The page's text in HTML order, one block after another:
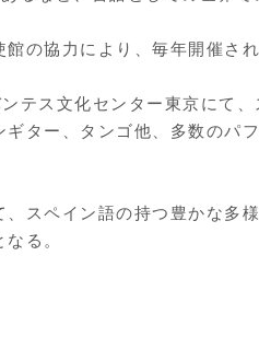
の協力により、毎年開催さ
テス文化センター東京にて
ター、タンゴ他、多数のパ
スペイン語の持つ豊かな多
る。